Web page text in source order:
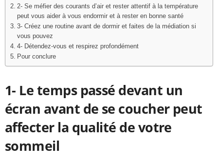
2- Se méfier des courants d’air et rester attentif à la température
peut vous aider à vous endormir et à rester en bonne santé
3- Créez une routine avant de dormir et faites de la médiation si
vous pouvez
4- Détendez-vous et respirez profondément
Pour conclure
1- Le temps passé devant un
écran avant de se coucher peut
affecter la qualité de votre
sommeil